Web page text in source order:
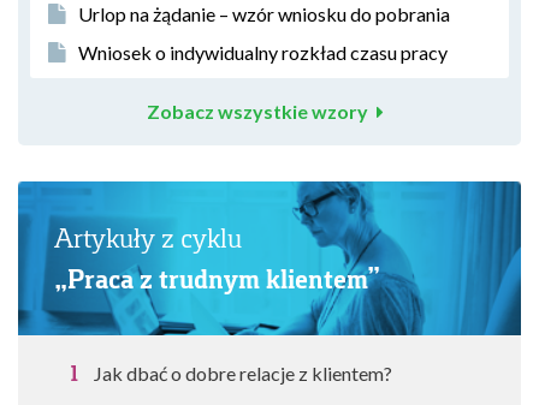
Urlop na żądanie – wzór wniosku do pobrania
Wniosek o indywidualny rozkład czasu pracy
Zobacz wszystkie wzory
Artykuły z cyklu
„Praca z trudnym klientem”
Jak dbać o dobre relacje z klientem?